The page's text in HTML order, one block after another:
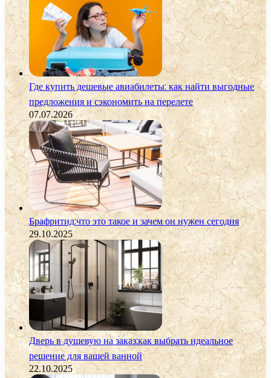
Где купить дешевые авиабилеты: как найти выгодные
предложения и сэкономить на перелете
07.07.2026
Брафритид:что это такое и зачем он нужен сегодня
29.10.2025
Дверь в душевую на заказ:как выбрать идеальное
решение для вашей ванной
22.10.2025